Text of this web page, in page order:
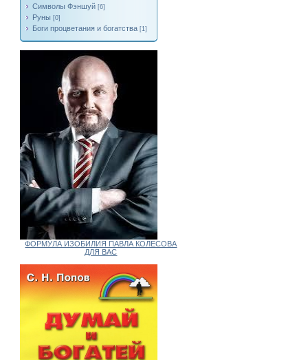
Символы Фэншуй [6]
Руны [0]
Боги процветания и богатства [1]
ФОРМУЛА ИЗОБИЛИЯ ПАВЛА КОЛЕСОВА
ДЛЯ ВАС